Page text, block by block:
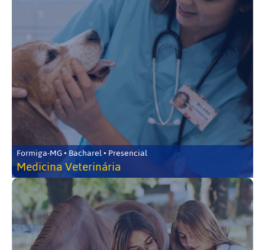
Formiga-MG • Bacharel • Presencial
Medicina Veterinária